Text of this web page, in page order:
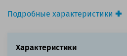
Подробные характеристики
Вид товара:Картридж лазерный
Характеристики